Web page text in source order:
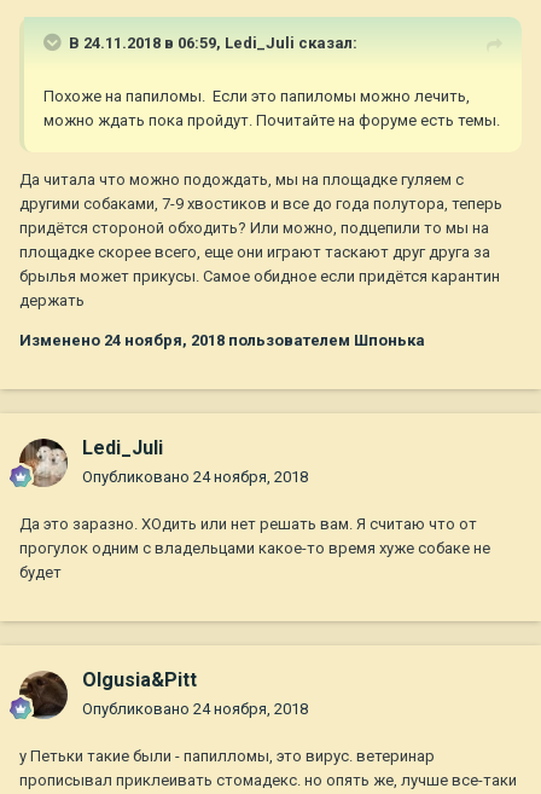
В 24.11.2018 в 06:59, Ledi_Juli сказал:
Похоже на папиломы. Если это папиломы можно лечить,
можно ждать пока пройдут. Почитайте на форуме есть темы.
Да читала что можно подождать, мы на площадке гуляем с
другими собаками, 7-9 хвостиков и все до года полутора, теперь
придётся стороной обходить? Или можно, подцепили то мы на
площадке скорее всего, еще они играют таскают друг друга за
брылья может прикусы. Самое обидное если придётся карантин
держать
Изменено 24 ноября, 2018 пользователем Шпонька
Ledi_Juli
Опубликовано 24 ноября, 2018
Да это заразно. ХОдить или нет решать вам. Я считаю что от
прогулок одним с владельцами какое-то время хуже собаке не
будет
Olgusia&Pitt
Опубликовано 24 ноября, 2018
у Петьки такие были - папилломы, это вирус. ветеринар
прописывал приклеивать стомадекс. но опять же, лучше все-таки